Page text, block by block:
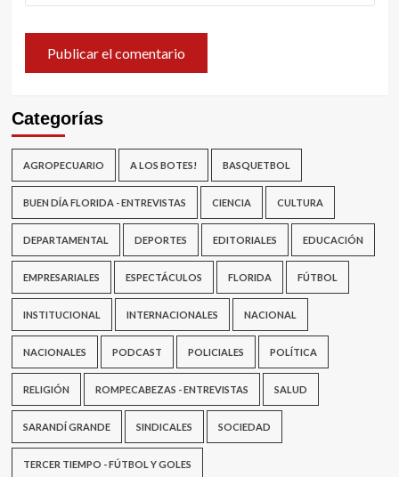
Categorías
AGROPECUARIO A LOS BOTES! BASQUETBOL
BUEN DÍA FLORIDA - ENTREVISTAS CIENCIA CULTURA
DEPARTAMENTAL DEPORTES EDITORIALES EDUCACIÓN
EMPRESARIALES ESPECTÁCULOS FLORIDA FÚTBOL
INSTITUCIONAL INTERNACIONALES NACIONAL
NACIONALES PODCAST POLICIALES POLÍTICA
RELIGIÓN ROMPECABEZAS - ENTREVISTAS SALUD
SARANDÍ GRANDE SINDICALES SOCIEDAD
TERCER TIEMPO - FÚTBOL Y GOLES